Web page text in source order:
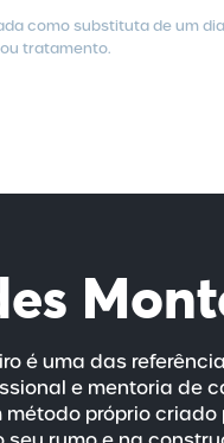
como substituta de um
tratamento.
é uma das
e mentoria de
método próprio